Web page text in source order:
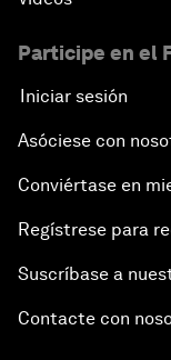
Participe en el
Iniciar sesión
Asóciese con
Conviértase en
Regístrese para
Suscríbase a
Contacte con